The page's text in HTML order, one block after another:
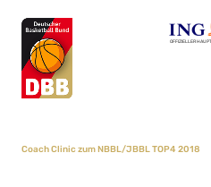
OFFIZIELLER
Coach Clinic zum NBBL/JBBL TOP4 2018